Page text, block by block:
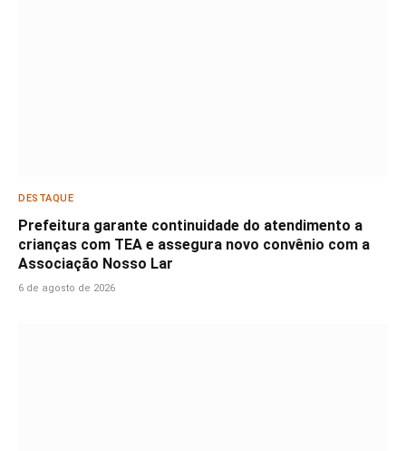
DESTAQUE
Prefeitura garante continuidade do atendimento a
crianças com TEA e assegura novo convênio com a
Associação Nosso Lar
6 de agosto de 2026